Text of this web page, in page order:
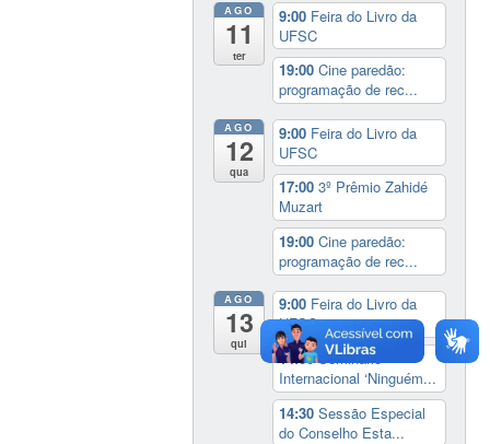
AGO
11
ter
9:00 Feira do Livro da
UFSC
19:00Cine paredão:
programação de rec...
AGO
12
qua
9:00 Feira do Livro da
UFSC
17:003º Prêmio Zahidé
Muzart
19:00Cine paredão:
programação de rec...
AGO
13
qui
9:00 Feira do Livro da
UFSC
14:00Seminário
Internacional ‘Ninguém...
14:30Sessão Especial
do Conselho Esta...